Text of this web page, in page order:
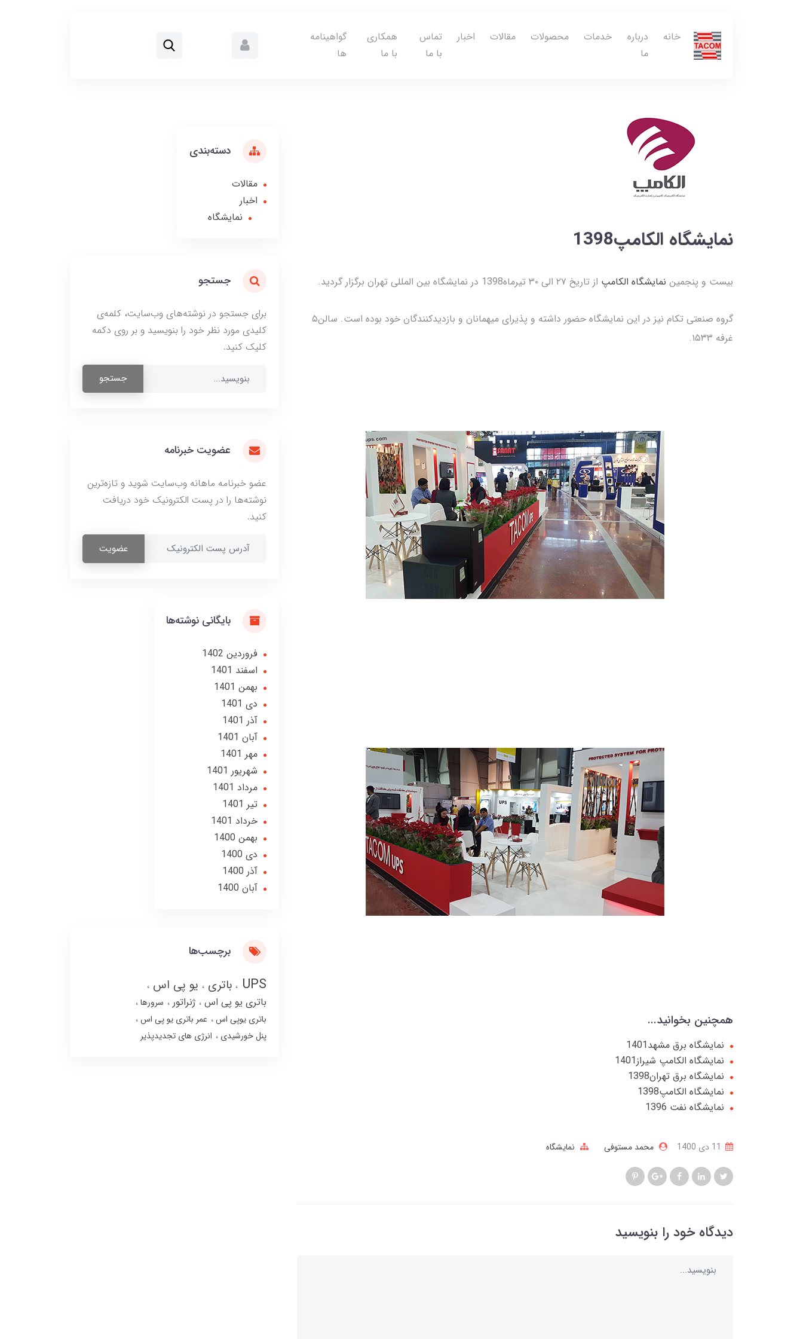
خانه
درباره
ما
خدمات محصولات مقالات اخبار
تماس
با ما
همکاری
با ما
گواهینامه
ها
نمایشگاه الکامپ1398
بیست و پنجمین نمایشگاه الکامپ از تاریخ ۲۷ الی ۳۰ تیرماه1398 در نمایشگاه بین المللی تهران برگزار گردید.
گروه صنعتی تکام نیز در این نمایشگاه حضور داشته و پذیرای میهمانان و بازدیدکنندگان خود بوده است. سالن۵
غرفه ۱۵۳۳.
همچنین بخوانید...
نمایشگاه برق مشهد1401
نمایشگاه الکامپ شیراز1401
نمایشگاه برق تهران1398
نمایشگاه الکامپ1398
نمایشگاه نفت 1396
محمد مستوفی نمایشگاه
دیدگاه خود را بنویسید
دسته‌بندی
مقالات
اخبار
نمایشگاه
جستجو
برای جستجو در نوشته‌های وب‌سایت، کلمه‌ی
کلیدی مورد نظر خود را بنویسید و بر روی دکمه
کلیک کنید.
جستجو
عضویت خبرنامه
عضو خبرنامه ماهانه وب‌سایت شوید و تازه‌ترین
نوشته‌ها را در پست الکترونیک خود دریافت
کنید.
عضویت
بایگانی نوشته‌ها
فروردین 1402
اسفند 1401
بهمن 1401
دی 1401
آذر 1401
آبان 1401
مهر 1401
شهریور 1401
مرداد 1401
تير 1401
خرداد 1401
بهمن 1400
دی 1400
آذر 1400
آبان 1400
برچسب‌ها
UPS باتری یو پی اس
باتری یو پی اس ژنراتور
سرورها
باتری یوپی اس
عمر باتری یو پی اس
پنل خورشیدی
انرژی های تجدیدپذیر